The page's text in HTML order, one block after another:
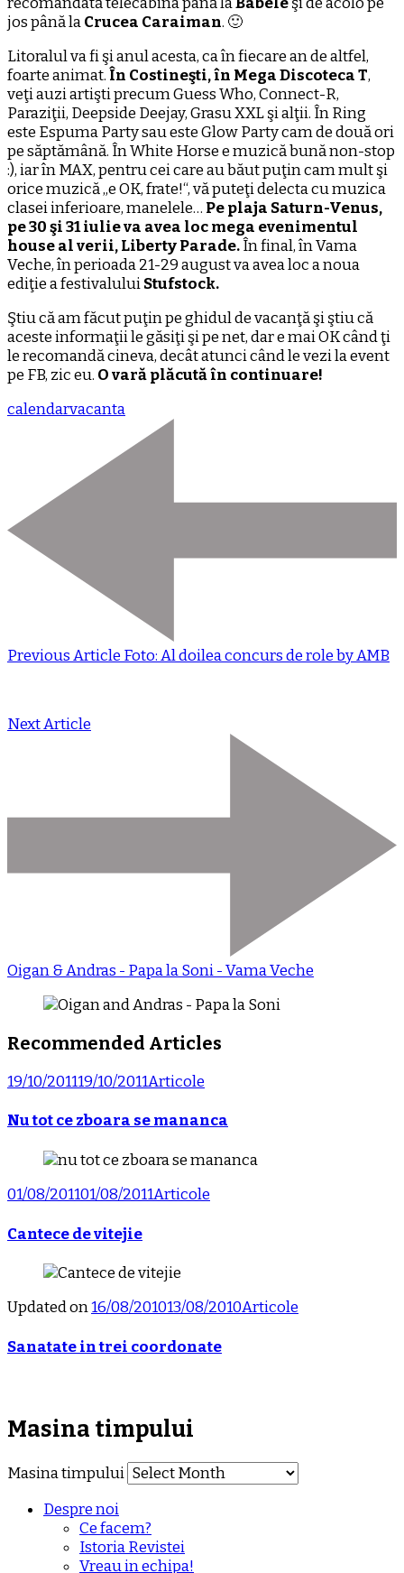
jos până laCrucea Caraiman. 🙂
Litoralul va fi şi anul acesta, ca în fiecare an de altfel,
foarte animat. În Costineşti, în Mega Discoteca T,
veţi auzi artişti precum Guess Who, Connect-R,
Paraziţii, Deepside Deejay, Grasu XXL şi alţii. În Ring
este Espuma Party sau este Glow Party cam de două ori
pe săptămână. În White Horse e muzică bună non-stop
:), iar în MAX, pentru cei care au băut puţin cam mult şi
orice muzică „e OK, frate!“, vă puteţi delecta cu muzica
clasei inferioare, manelele… Pe plaja Saturn-Venus,
pe 30 şi 31 iulie va avea loc mega evenimentul
house al verii, Liberty Parade.În final, în Vama
Veche, în perioada 21-29 august va avea loc a noua
ediţie a festivaluluiStufstock.
Ştiu că am făcut puţin pe ghidul de vacanţă şi ştiu că
aceste informaţii le găsiţi şi pe net, dar e mai OK când ţi
le recomandă cineva, decât atunci când le vezi la event
pe FB, zic eu. O vară plăcută în continuare!
calendarvacanta
Previous Article Foto: Al doilea concurs de role by AMB
Next Article
Oigan & Andras - Papa la Soni - Vama Veche
Recommended Articles
19/10/201119/10/2011Articole
Nu tot ce zboara se mananca
01/08/201101/08/2011Articole
Cantece de vitejie
Updated on16/08/201013/08/2010Articole
Sanatate in trei coordonate
Masina timpului
Masina timpului
Despre noi
Ce facem?
Istoria Revistei
Vreau in echipa!